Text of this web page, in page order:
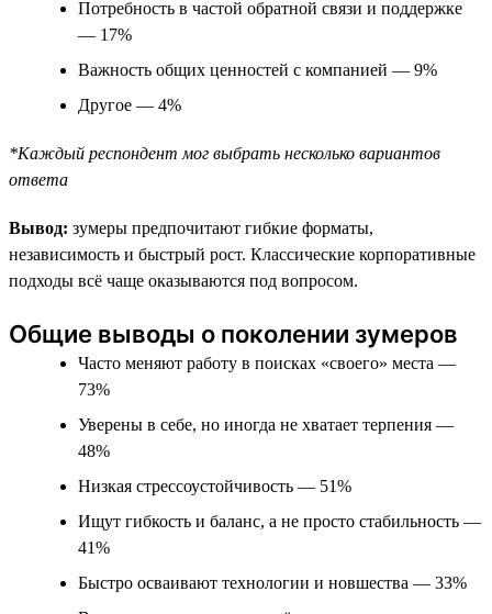
Потребность в частой обратной связи и поддержке
— 17%
Важность общих ценностей с компанией — 9%
Другое — 4%
*Каждый респондент мог выбрать несколько вариантов
ответа
Вывод: зумеры предпочитают гибкие форматы,
независимость и быстрый рост. Классические корпоративные
подходы всё чаще оказываются под вопросом.
Общие выводы о поколении зумеров
Часто меняют работу в поисках «своего» места —
73%
Уверены в себе, но иногда не хватает терпения —
48%
Низкая стрессоустойчивость — 51%
Ищут гибкость и баланс, а не просто стабильность —
41%
Быстро осваивают технологии и новшества — 33%